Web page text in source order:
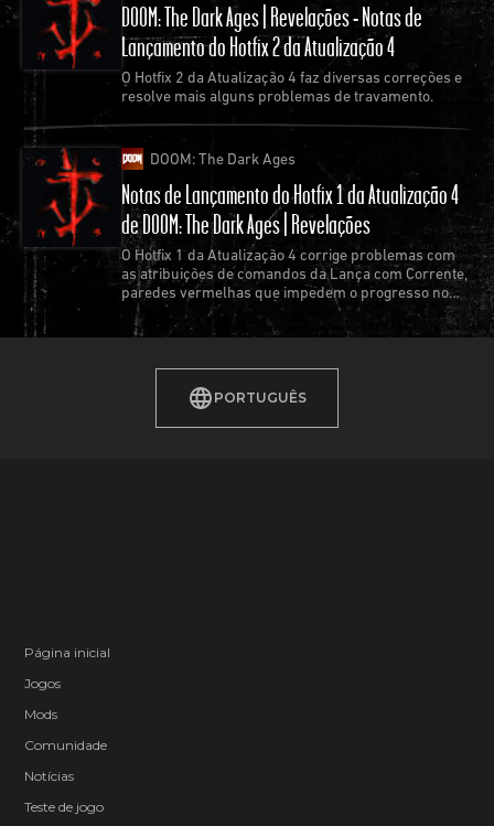
DOOM: The Dark Ages | Revelações - Notas de
Lançamento do Hotfix 2 da Atualização 4
O Hotfix 2 da Atualização 4 faz diversas correções e
resolve mais alguns problemas de travamento.
DOOM: The Dark Ages
Notas de Lançamento do Hotfix 1 da Atualização 4
de DOOM: The Dark Ages | Revelações
O Hotfix 1 da Atualização 4 corrige problemas com
as atribuições de comandos da Lança com Corrente,
paredes vermelhas que impedem o progresso no
jogo e os travamentos mais comuns.
PORTUGUÊS
Página inicial
Jogos
Mods
Comunidade
Notícias
Teste de jogo